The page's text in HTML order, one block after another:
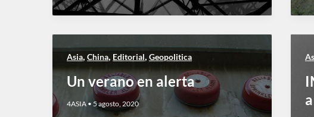
Asia, China, Editorial, Geopolitica
Un verano en alerta
4ASIA • 5 agosto, 2020